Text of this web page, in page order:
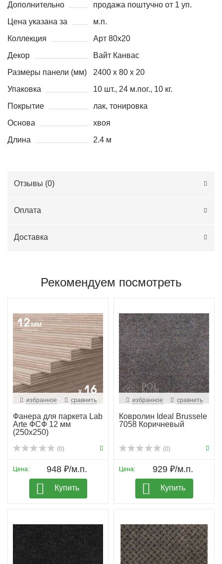
Дополнительно
продажа поштучно от 1 уп.
Цена указана за
м.п.
Коллекция
Арт 80x20
Декор
Вайт Канвас
Размеры панели (мм)
2400 х 80 х 20
Упаковка
10 шт., 24 м.пог., 10 кг.
Покрытие
лак, тонировка
Основа
хвоя
Длина
2.4 м
Отзывы (0)
Оплата
Доставка
Рекомендуем посмотреть
избранное сравнить
Фанера для паркета Lab
Arte ФСФ 12 мм
(250х250)
(0)
Цена: 948 ₽/м.п.
Купить
избранное сравнить
Ковролин Ideal Brussele
7058 Коричневый
(0)
Цена: 929 ₽/м.п.
Купить